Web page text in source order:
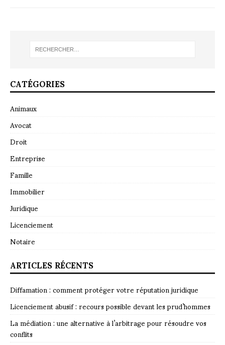
CATÉGORIES
Animaux
Avocat
Droit
Entreprise
Famille
Immobilier
Juridique
Licenciement
Notaire
ARTICLES RÉCENTS
Diffamation : comment protéger votre réputation juridique
Licenciement abusif : recours possible devant les prud’hommes
La médiation : une alternative à l’arbitrage pour résoudre vos
conflits